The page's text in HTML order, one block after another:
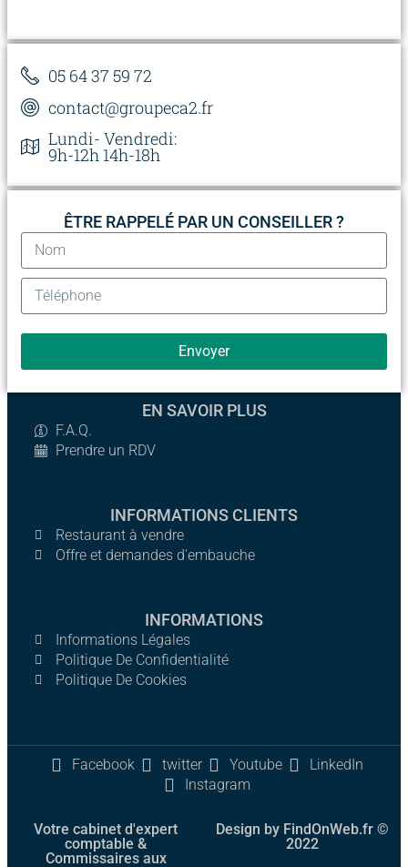
05 64 37 59 72
contact@groupeca2.fr
Lundi- Vendredi:
9h-12h 14h-18h
ÊTRE RAPPELÉ PAR UN CONSEILLER ?
Envoyer
EN SAVOIR PLUS
F.A.Q.
Prendre un RDV
INFORMATIONS CLIENTS
Restaurant à vendre
Offre et demandes d'embauche
INFORMATIONS
Informations Légales
Politique De Confidentialité
Politique De Cookies
Facebook twitter Youtube
LinkedIn
Instagram
Votre cabinet d'expert
comptable &
Commissaires aux
Design by FindOnWeb.fr ©
2022